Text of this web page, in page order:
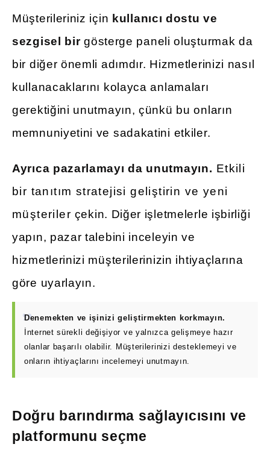
Müşterileriniz için kullanıcı dostu ve
sezgisel birgösterge paneli oluşturmak da
bir diğer önemli adımdır. Hizmetlerinizi nasıl
kullanacaklarını kolayca anlamaları
gerektiğini unutmayın, çünkü bu onların
memnuniyetini ve sadakatini etkiler.
Ayrıca pazarlamayı da unutmayın. Etkili
bir tanıtım stratejisi geliştirin ve yeni
müşteriler çekin. Diğer işletmelerle işbirliği
yapın, pazar talebini inceleyin ve
hizmetlerinizi müşterilerinizin ihtiyaçlarına
göre uyarlayın.
Denemekten ve işinizi geliştirmekten korkmayın.
İnternet sürekli değişiyor ve yalnızca gelişmeye hazır
olanlar başarılı olabilir. Müşterilerinizi desteklemeyi ve
onların ihtiyaçlarını incelemeyi unutmayın.
Doğru barındırma sağlayıcısını ve
platformunu seçme